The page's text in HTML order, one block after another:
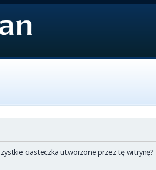
ciasteczka utworzone przez tę witrynę?